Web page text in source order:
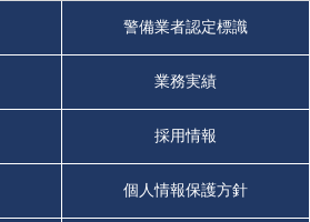
警備業者認定標識
業務実績
採用情報
個人情報保護方針